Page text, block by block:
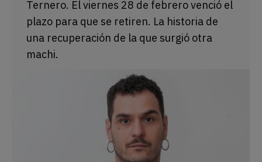
Ternero. El viernes 28 de febrero venció el
plazo para que se retiren. La historia de
una recuperación de la que surgió otra
machi.